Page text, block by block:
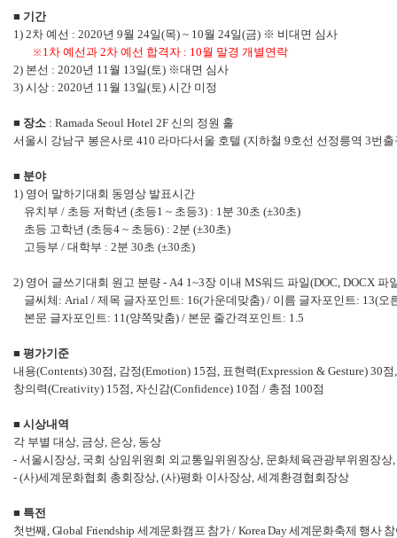
■ 기간
1) 2차 예선 : 2020년 9월 24일(목) ~ 10월 24일(금) ※ 비대면 심사
※ 1차 예선과 2차 예선 합격자 : 10월 말경 개별연락
2) 본선 : 2020년 11월 13일(토) ※대면 심사
3) 시상 : 2020년 11월 13일(토) 시간 미정
■ 장소 : Ramada Seoul Hotel 2F 신의 정원 홀
서울시 강남구 봉은사로 410 라마다서울 호텔 (지하철 9호선 선정릉역 3번출
■ 분야
1) 영어 말하기대회 동영상 발표시간
유치부 / 초등 저학년 (초등1 ~ 초등3) : 1분 30초 (±30초)
초등 고학년 (초등4 ~ 초등6) : 2분 (±30초)
고등부 / 대학부 : 2분 30초 (±30초)
2) 영어 글쓰기대회 원고 분량 - A4 1~3장 이내 MS워드 파일(DOC, DOCX 파
글씨체 : Arial / 제목 글자포인트: 16(가운데맞춤) / 이름 글자포인트: 13(오
본문 글자포인트: 11(양쪽맞춤) / 본문 줄간격포인트: 1.5
■ 평가기준
내용(Contents) 30점, 감정(Emotion) 15점, 표현력(Expression & Gesture) 30점,
창의력(Creativity) 15점, 자신감(Confidence) 10점 / 총점 100점
■ 시상내역
각 부별 대상, 금상, 은상, 동상
- 서울시장상, 국회 상임위원회 외교통일위원장상, 문화체육관광부위원장상,
- (사)세계문화협회 총회장상, (사)평화 이사장상, 세계환경협회장상
■ 특전
첫번째, Global Friendship 세계문화캠프 참가/ Korea Day세계문화축제 행사